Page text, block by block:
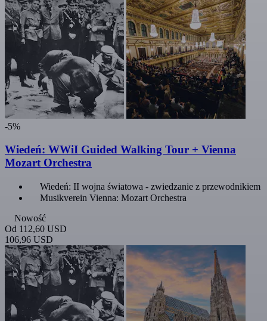
-5%
Wiedeń: WWiI Guided Walking Tour + Vienna
Mozart Orchestra
Wiedeń: II wojna światowa - zwiedzanie z przewodnikiem
Musikverein Vienna: Mozart Orchestra
Nowość
Od 112,60 USD
106,96 USD